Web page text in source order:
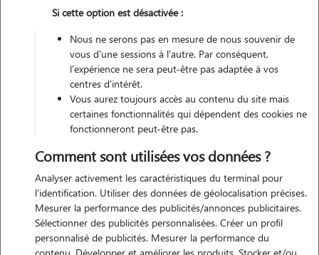
Motivation
bonjour, je cherche actuellement un complément de mon boulot. je
suis commercial pour des formations en animaliers, car j'adore les
animaux. j'ai déjà garder des animaux donc rassurez-vous pour vos
Si cette option est désactivée :
Nous ne serons pas en mesure de nous souvenir de
vous d'une sessions à l'autre. Par conséquent,
l'expérience ne sera peut-être pas adaptée à vos
centres d'intérêt.
Vous aurez toujours accès au contenu du site mais
certaines fonctionnalités qui dépendent des cookies ne
fonctionneront peut-être pas.
Comment sont utilisées vos données ?
Analyser activement les caractéristiques du terminal pour
l'identification. Utiliser des données de géolocalisation précises.
Mesurer la performance des publicités/annonces publicitaires.
Sélectionner des publicités personnalisées. Créer un profil
personnalisé de publicités. Mesurer la performance du